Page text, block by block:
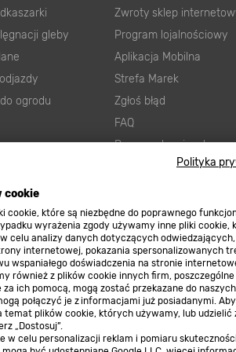
Polityka
cookie
cookie, które są niezbędne do poprawnego
wyrażenia zgody używamy inne pliki cookie,
celu analizy danych dotyczących odwiedzających,
internetowej, pokazania spersonalizowanych
wspaniałego doświadczenia na stronie
również z plików cookie innych firm, poszczególne
ich pomocą, mogą zostać przekazane do naszych
połączyć je z informacjami już posiadanymi.
plików cookie, których używamy, lub udzielić
„Dostosuj”.
w celu personalizacji reklam i pomiaru
gleby
ogrodu
Zwroty sklep
Program lojalnościowy
Aplikacja Mobilna
Strefa Marek
Zgłoś błąd
FAQ
Prawny obowiązek
zgodności towaru z
Regulaminy
Regulaminy
Polityka prywatności